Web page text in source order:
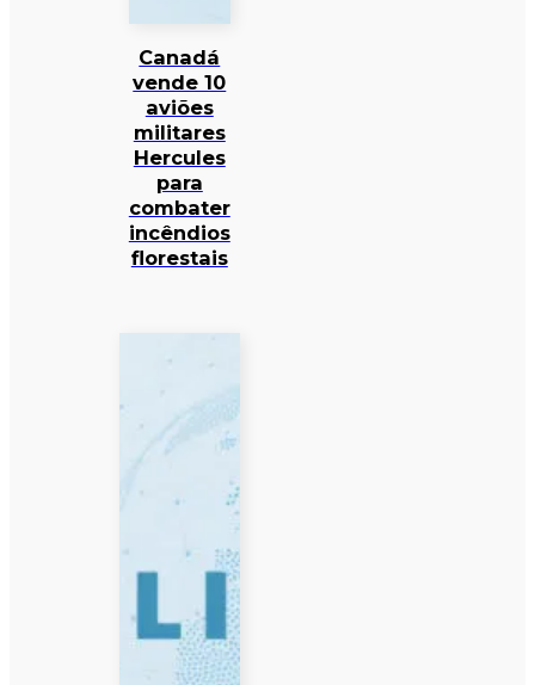
Canadá
vende 10
aviões
militares
Hercules
para
combater
incêndios
florestais